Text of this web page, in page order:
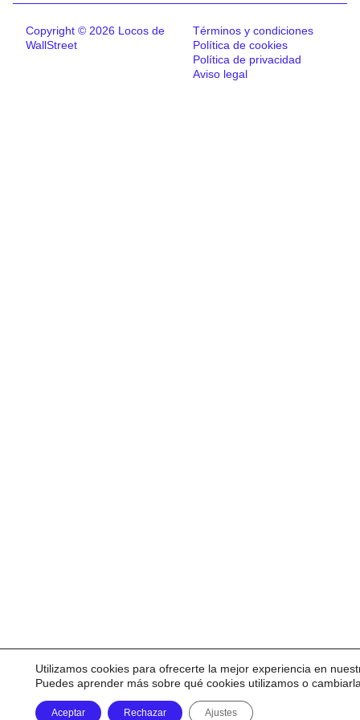
Copyright © 2026 Locos de
WallStreet
Términos y condiciones
Política de cookies
Política de privacidad
Aviso legal
Utilizamos cookies para ofrecerte la mejor experiencia en
Puedes aprender más sobre qué cookies utilizamos o
Aceptar Rechazar Ajustes